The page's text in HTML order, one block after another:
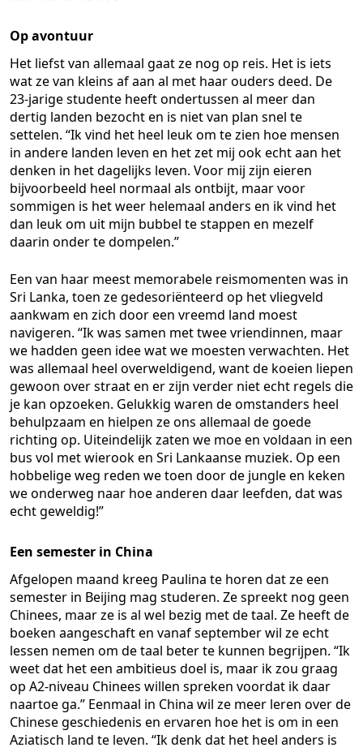
Op avontuur
Het liefst van allemaal gaat ze nog op reis. Het is iets
wat ze van kleins af aan al met haar ouders deed. De
23-jarige studente heeft ondertussen al meer dan
dertig landen bezocht en is niet van plan snel te
settelen. “Ik vind het heel leuk om te zien hoe mensen
in andere landen leven en het zet mij ook echt aan het
denken in het dagelijks leven. Voor mij zijn eieren
bijvoorbeeld heel normaal als ontbijt, maar voor
sommigen is het weer helemaal anders en ik vind het
dan leuk om uit mijn bubbel te stappen en mezelf
daarin onder te dompelen.”
Een van haar meest memorabele reismomenten was in
Sri Lanka, toen ze gedesoriënteerd op het vliegveld
aankwam en zich door een vreemd land moest
navigeren. “Ik was samen met twee vriendinnen, maar
we hadden geen idee wat we moesten verwachten. Het
was allemaal heel overweldigend, want de koeien liepen
gewoon over straat en er zijn verder niet echt regels die
je kan opzoeken. Gelukkig waren de omstanders heel
behulpzaam en hielpen ze ons allemaal de goede
richting op. Uiteindelijk zaten we moe en voldaan in een
bus vol met wierook en Sri Lankaanse muziek. Op een
hobbelige weg reden we toen door de jungle en keken
we onderweg naar hoe anderen daar leefden, dat was
echt geweldig!”
Een semester in China
Afgelopen maand kreeg Paulina te horen dat ze een
semester in Beijing mag studeren. Ze spreekt nog geen
Chinees, maar ze is al wel bezig met de taal. Ze heeft de
boeken aangeschaft en vanaf september wil ze echt
lessen nemen om de taal beter te kunnen begrijpen. “Ik
weet dat het een ambitieus doel is, maar ik zou graag
op A2-niveau Chinees willen spreken voordat ik daar
naartoe ga.” Eenmaal in China wil ze meer leren over de
Chinese geschiedenis en ervaren hoe het is om in een
Aziatisch land te leven. “Ik denk dat het heel anders is